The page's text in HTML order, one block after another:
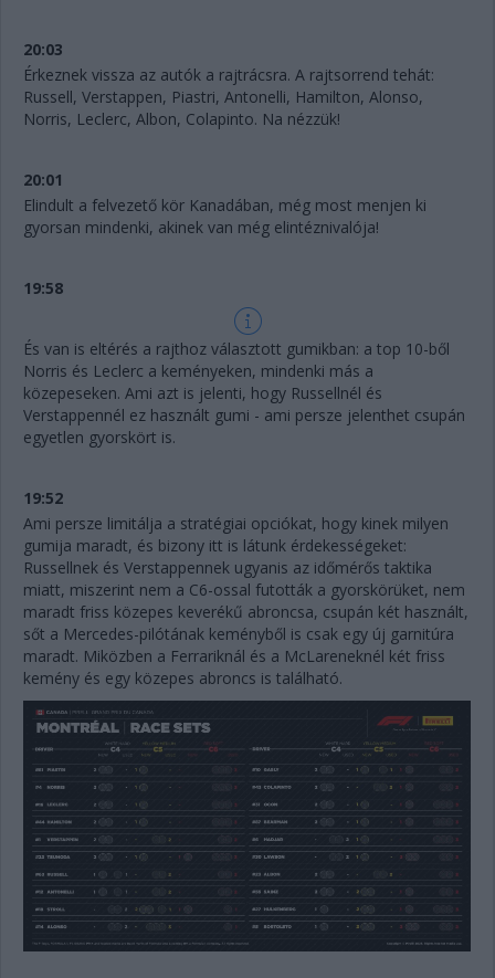
20:03
Érkeznek vissza az autók a rajtrácsra. A rajtsorrend tehát:
Russell, Verstappen, Piastri, Antonelli, Hamilton, Alonso,
Norris, Leclerc, Albon, Colapinto. Na nézzük!
20:01
Elindult a felvezető kör Kanadában, még most menjen ki
gyorsan mindenki, akinek van még elintéznivalója!
19:58
És van is eltérés a rajthoz választott gumikban: a top 10-ből
Norris és Leclerc a keményeken, mindenki más a
közepeseken. Ami azt is jelenti, hogy Russellnél és
Verstappennél ez használt gumi - ami persze jelenthet csupán
egyetlen gyorskört is.
19:52
Ami persze limitálja a stratégiai opciókat, hogy kinek milyen
gumija maradt, és bizony itt is látunk érdekességeket:
Russellnek és Verstappennek ugyanis az időmérős taktika
miatt, miszerint nem a C6-ossal futották a gyorskörüket, nem
maradt friss közepes keverékű abroncsa, csupán két használt,
sőt a Mercedes-pilótának keményből is csak egy új garnitúra
maradt. Miközben a Ferrariknál és a McLareneknél két friss
kemény és egy közepes abroncs is található.